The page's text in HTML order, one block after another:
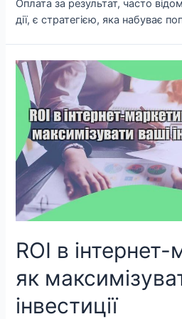
Оплата за результат, часто
дії, є стратегією, яка набуває
ROI в
як
інвестиції